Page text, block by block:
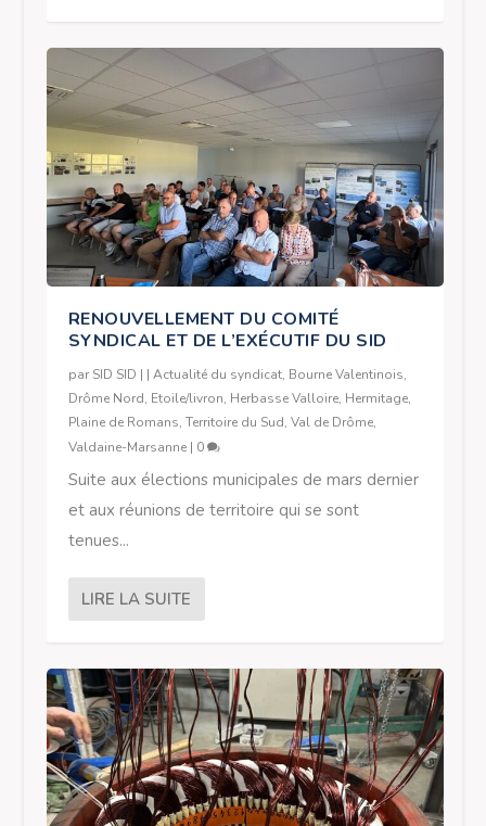
RENOUVELLEMENT DU COMITÉ
SYNDICAL ET DE L’EXÉCUTIF DU SID
parSID SID | | Actualité du syndicat, Bourne Valentinois,
Drôme Nord, Etoile/livron, Herbasse Valloire, Hermitage,
Plaine de Romans, Territoire du Sud, Val de Drôme,
Valdaine-Marsanne| 0
Suite aux élections municipales de mars dernier
et aux réunions de territoire qui se sont
tenues...
LIRE LA SUITE